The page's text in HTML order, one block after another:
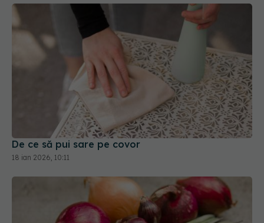
De ce să pui sare pe covor
18 ian 2026, 10:11